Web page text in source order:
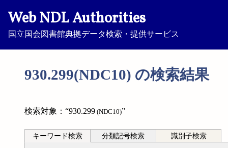
Web NDL Authorities
国立国会図書館典拠データ検索・提供サービス
930.299(NDC10) の検索結果
検索対象：“930.299 (NDC10)”
キーワード検索 分類記号検索 識別子検索